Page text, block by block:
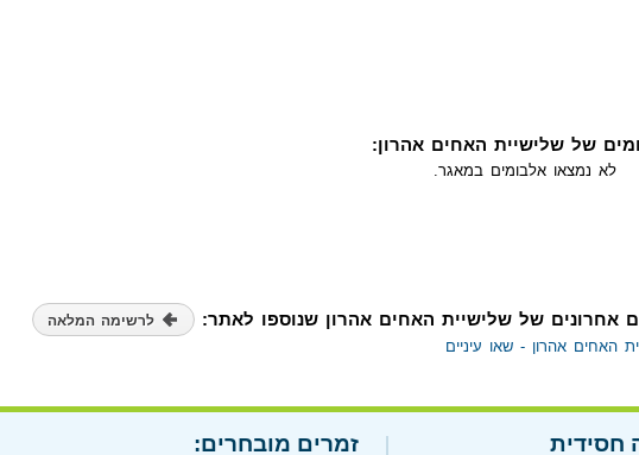
של שלישיית האחים אהרון:
לא נמצאו אלבומים במאגר.
אחרונים של שלישיית האחים אהרון שנוספו לאתר: לרשימה המלאה
האחים אהרון - שאו עיניים
חסידית זמרים מובחרים: